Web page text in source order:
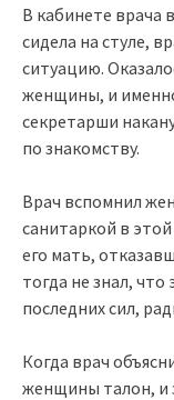
В кабинете врача
сидела на стуле,
ситуацию.
женщины, и
секретарши
по знакомству.
Врач вспомнил
санитаркой в
его мать,
тогда не знал,
последних сил,
Когда врач
женщины талон, и